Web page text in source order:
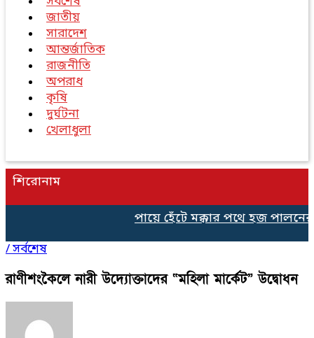
জাতীয়
সারাদেশ
আন্তর্জাতিক
রাজনীতি
অপরাধ
কৃষি
দুর্ঘটনা
খেলাধুলা
শিরোনাম
পায়ে হেঁটে মক্কার পথে হজ
/সর্বশেষ
রাণীশংকৈলে নারী উদ্যোক্তাদের “মহিলা মার্কেট” উদ্বোধন